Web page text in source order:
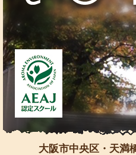
大阪市中央区・天満